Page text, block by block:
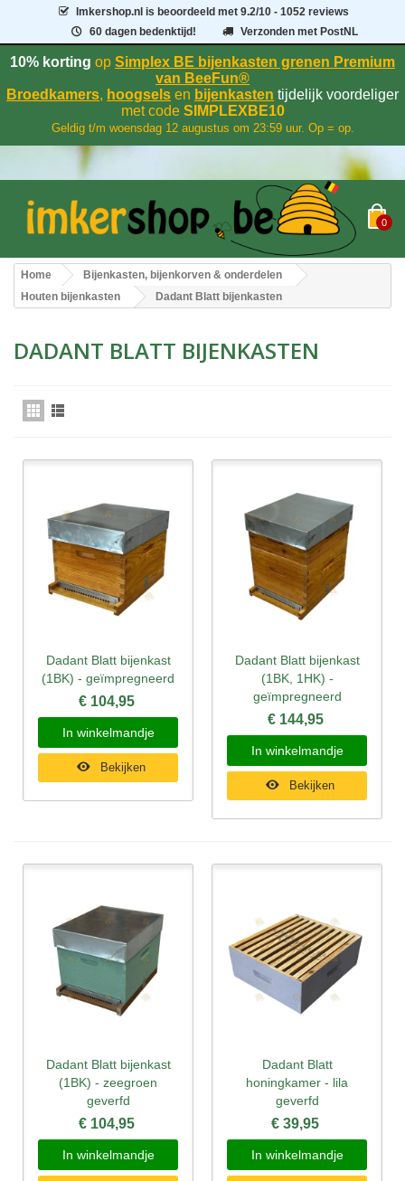
Imkershop.nl is beoordeeld met9.2/10 - 1052 reviews
60 dagen bedenktijd!
Verzonden met PostNL
10% korting op Simplex BE bijenkasten grenen Premium
van BeeFun®
Broedkamers, hoogsels en bijenkasten tijdelijk voordeliger
met codeSIMPLEXBE10
Geldig t/m woensdag 12 augustus om 23:59 uur. Op = op.
0
Home
Bijenkasten, bijenkorven & onderdelen
Houten bijenkasten
Dadant Blatt bijenkasten
DADANT BLATT BIJENKASTEN
Dadant Blatt bijenkast
(1BK) - geïmpregneerd
€ 104,95
In winkelmandje
Bekijken
Dadant Blatt bijenkast
(1BK, 1HK) -
geïmpregneerd
€ 144,95
In winkelmandje
Bekijken
Dadant Blatt bijenkast
(1BK) - zeegroen
geverfd
€ 104,95
In winkelmandje
Dadant Blatt
honingkamer - lila
geverfd
€ 39,95
In winkelmandje